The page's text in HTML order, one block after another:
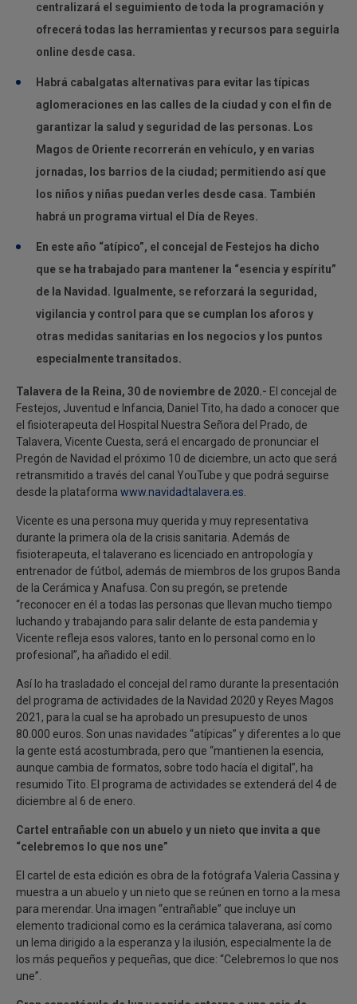
centralizará el seguimiento de toda la programación y
ofrecerá todas las herramientas y recursos para seguirla
online desde casa.
Habrá cabalgatas alternativas para evitar las típicas
aglomeraciones en las calles de la ciudad y con el fin de
garantizar la salud y seguridad de las personas. Los
Magos de Oriente recorrerán en vehículo, y en varias
jornadas, los barrios de la ciudad; permitiendo así que
los niños y niñas puedan verles desde casa. También
habrá un programa virtual el Día de Reyes.
En este año “atípico”, el concejal de Festejos ha dicho
que se ha trabajado para mantener la “esencia y espíritu”
de la Navidad. Igualmente, se reforzará la seguridad,
vigilancia y control para que se cumplan los aforos y
otras medidas sanitarias en los negocios y los puntos
especialmente transitados.
Talavera de la Reina, 30 de noviembre de 2020.- El concejal de
Festejos, Juventud e Infancia, Daniel Tito, ha dado a conocer que
el fisioterapeuta del Hospital Nuestra Señora del Prado, de
Talavera, Vicente Cuesta, será el encargado de pronunciar el
Pregón de Navidad el próximo 10 de diciembre, un acto que será
retransmitido a través del canal YouTube y que podrá seguirse
desde la plataforma www.navidadtalavera.es.
Vicente es una persona muy querida y muy representativa
durante la primera ola de la crisis sanitaria. Además de
fisioterapeuta, el talaverano es licenciado en antropología y
entrenador de fútbol, además de miembros de los grupos Banda
de la Cerámica y Anafusa. Con su pregón, se pretende
“reconocer en él a todas las personas que llevan mucho tiempo
luchando y trabajando para salir delante de esta pandemia y
Vicente refleja esos valores, tanto en lo personal como en lo
profesional”, ha añadido el edil.
Así lo ha trasladado el concejal del ramo durante la presentación
del programa de actividades de la Navidad 2020 y Reyes Magos
2021, para la cual se ha aprobado un presupuesto de unos
80.000 euros. Son unas navidades “atípicas” y diferentes a lo que
la gente está acostumbrada, pero que “mantienen la esencia,
aunque cambia de formatos, sobre todo hacía el digital”, ha
resumido Tito. El programa de actividades se extenderá del 4 de
diciembre al 6 de enero.
Cartel entrañable con un abuelo y un nieto que invita a que
“celebremos lo que nos une”
El cartel de esta edición es obra de la fotógrafa Valeria Cassina y
muestra a un abuelo y un nieto que se reúnen en torno a la mesa
para merendar. Una imagen “entrañable” que incluye un
elemento tradicional como es la cerámica talaverana, así como
un lema dirigido a la esperanza y la ilusión, especialmente la de
los más pequeños y pequeñas, que dice: “Celebremos lo que nos
une”.